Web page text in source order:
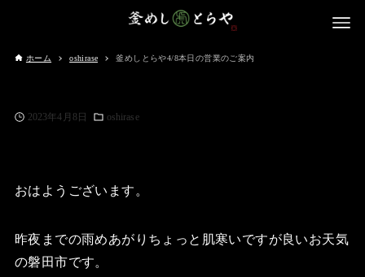
ホーム oshirase 釜めしとらや4/8本日の営業のご案内
2023年4月8日 oshirase
おはようございます。
昨夜までの雨めあがりちょっと肌寒いですが良いお天気
の磐田市です。